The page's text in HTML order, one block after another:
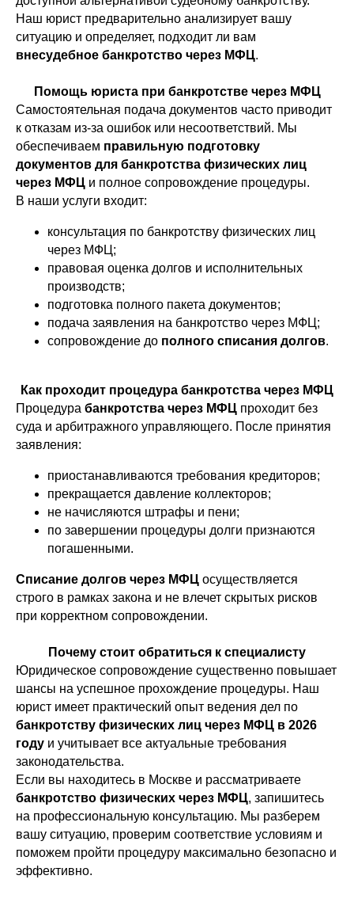
Наш юрист предварительно анализирует вашу
ситуацию и определяет, подходит ли вам
внесудебное банкротство через МФЦ.
Помощь юриста при банкротстве через МФЦ
Самостоятельная подача документов часто приводит
к отказам из-за ошибок или несоответствий. Мы
обеспечиваем правильную подготовку
документов для банкротства физических лиц
через МФЦ и полное сопровождение процедуры.
В наши услуги входит:
консультация по банкротству физических лиц
через МФЦ;
правовая оценка долгов и исполнительных
производств;
подготовка полного пакета документов;
подача заявления на банкротство через МФЦ;
сопровождение до полного списания долгов.
Как проходит процедура банкротства через МФЦ
Процедура банкротства через МФЦ проходит без
суда и арбитражного управляющего. После принятия
заявления:
приостанавливаются требования кредиторов;
прекращается давление коллекторов;
не начисляются штрафы и пени;
по завершении процедуры долги признаются
погашенными.
Списание долгов через МФЦ осуществляется
строго в рамках закона и не влечет скрытых рисков
при корректном сопровождении.
Почему стоит обратиться к специалисту
Юридическое сопровождение существенно повышает
шансы на успешное прохождение процедуры. Наш
юрист имеет практический опыт ведения дел по
банкротству физических лиц через МФЦ в 2026
году и учитывает все актуальные требования
законодательства.
Если вы находитесь в Москве и рассматриваете
банкротство физических через МФЦ, запишитесь
на профессиональную консультацию. Мы разберем
вашу ситуацию, проверим соответствие условиям и
поможем пройти процедуру максимально безопасно и
эффективно.
Свобода от долгов с
момента подписания
договора
Типовой перечень, приведен в пункте
3 статьи 213.4 Закона №127-ФЗ
Документы, подтверждающие задолженность (кредитный
договор, расписка) и неплатежеспособность гражданина,
не позволяющая погасить эту сумму в объеме (справка о
зарплате, выписки со счетов).
Выписка из ЕГРИП, подтверждающая статус ИП или его
отсутствие, — предоставить ее необходимо не позднее
чем за пять дней до даты обращения в судебный орган